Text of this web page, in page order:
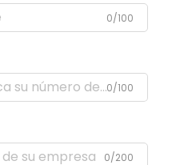
0/100
0/100
0/200